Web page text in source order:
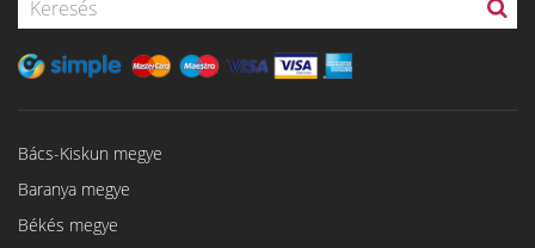
Bács-Kiskun megye
Baranya megye
Békés megye